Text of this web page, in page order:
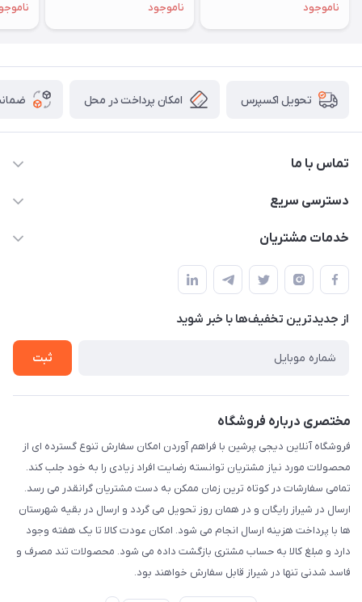
ناموجود
ناموجود
تحویل اکسپرس امکان پرداخت در محل
تماس با ما
09172138137
دسترسی سریع
حساب کاربری
لیست محصولات
درباره ما
خدمات مشتریان
قوانین و مقررات
حریم خصوصی
راهنما
از جدید‌ترین تخفیف‌ها با‌ خبر شوید
ثبت
مختصری درباره فروشگاه
فروشگاه آنلاین دیجی پرشین با فراهم آوردن امکان سفارش تنوع گسترده ای از
محصولات مورد نیاز مشتریان توانسته رضایت افراد زیادی را به خود جلب کند.
تمامی سفارشات در کوتاه ترین زمان ممکن به دست مشتریان گرانقدر می رسد.
ارسال در شیراز رایگان و در همان روز تحویل می گردد و ارسال در بقیه شهرستان
ها با پرداخت هزینه ارسال انجام می شود. امکان عودت کالا تا یک هفته وجود
دارد و مبلغ کالا به حساب مشتری بازگشت داده می شود. محصولات تند مصرف و
فاسد شدنی تنها در شیراز قابل سفارش خواهند بود.